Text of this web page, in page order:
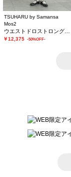
TSUHARU by Samansa
Mos2
￥12,375 -50%OFF-